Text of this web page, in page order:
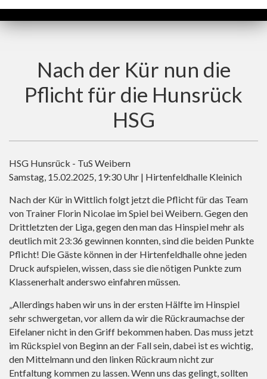
Nach der Kür nun die
Pflicht für die Hunsrück
HSG
HSG Hunsrück - TuS Weibern
Samstag, 15.02.2025, 19:30 Uhr | Hirtenfeldhalle Kleinich
Nach der Kür in Wittlich folgt jetzt die Pflicht für das Team
von Trainer Florin Nicolae im Spiel bei Weibern. Gegen den
Drittletzten der Liga, gegen den man das Hinspiel mehr als
deutlich mit 23:36 gewinnen konnten, sind die beiden Punkte
Pflicht! Die Gäste können in der Hirtenfeldhalle ohne jeden
Druck aufspielen, wissen, dass sie die nötigen Punkte zum
Klassenerhalt anderswo einfahren müssen.
„Allerdings haben wir uns in der ersten Hälfte im Hinspiel
sehr schwergetan, vor allem da wir die Rückraumachse der
Eifelaner nicht in den Griff bekommen haben. Das muss jetzt
im Rückspiel von Beginn an der Fall sein, dabei ist es wichtig,
den Mittelmann und den linken Rückraum nicht zur
Entfaltung kommen zu lassen. Wenn uns das gelingt, sollten